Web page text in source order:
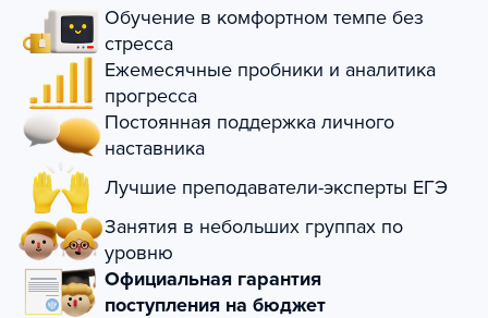
Обучение в комфортном темпе без
стресса
Ежемесячные пробники и аналитика
прогресса
Постоянная поддержка личного
наставника
Лучшие преподаватели-эксперты ЕГЭ
Занятия в небольших группах по
уровню
Официальная гарантия
поступления на бюджет